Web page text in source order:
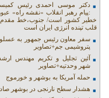
دکتر موسی احمدی رئیس
:پیام رهبر انقلاب «نقشه راه»
خطیر کشور است/ جنوب،خط مقدم
قلب تپنده انرژی ایران است
سفر معاون رئیس جمهور به
پتروشیمی جم+تصاویر
آئین تجلیل و تکریم مهندس
شهر وحدتیه+تصاویر
حمله آمریکا به بوشهر و خورموج
هشدار سطح نارنجی در بوشهر